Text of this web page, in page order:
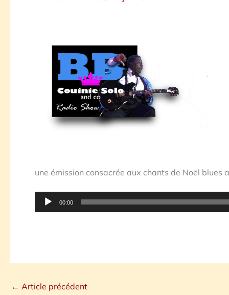
une émission consacrée aux chants de Noël blues
Lecteur
audio
00:00
← Article précédent